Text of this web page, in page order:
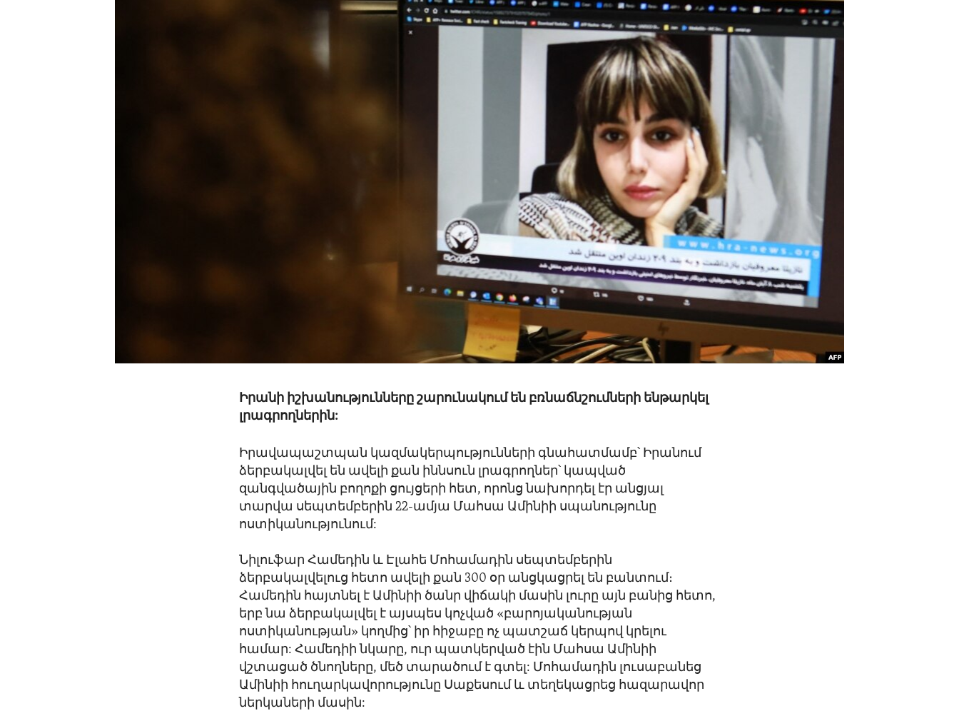
Իրանի իշխանությունները շարունակում են բռնաճնշումների ենթարկել
լրագրողներին:
Իրավապաշտպան կազմակերպությունների գնահատմամբ՝ Իրանում
ձերբակալվել են ավելի քան իննսուն լրագրողներ՝ կապված
զանգվածային բողոքի ցույցերի հետ, որոնց նախորդել էր անցյալ
տարվա սեպտեմբերին 22-ամյա Մահսա Ամինիի սպանությունը
ոստիկանությունում:
Նիլուֆար Համեդին և Էլահե Մոհամադին սեպտեմբերին
ձերբակալվելուց հետո ավելի քան 300 օր անցկացրել են բանտում։
Համեդին հայտնել է Ամինիի ծանր վիճակի մասին լուրը այն բանից հետո,
երբ նա ձերբակալվել է այսպես կոչված «բարոյականության
ոստիկանության» կողմից՝ իր հիջաբը ոչ պատշաճ կերպով կրելու
համար: Համեդիի նկարը, ուր պատկերված էին Մահսա Ամինիի
վշտացած ծնողները, մեծ տարածում է գտել: Մոհամադին լուսաբանեց
Ամինիի հուղարկավորությունը Սաքեսում և տեղեկացրեց հազարավոր
ներկաների մասին: